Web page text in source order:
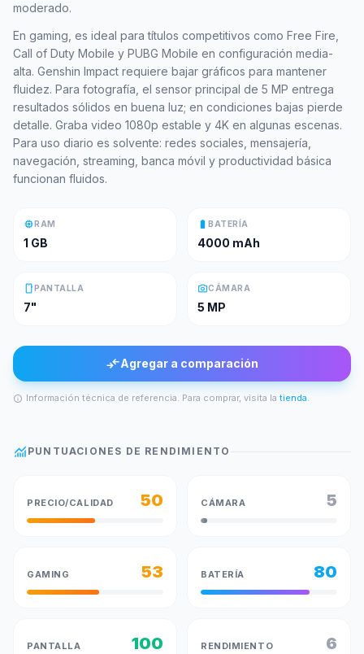
moderado.
En gaming, es ideal para títulos competitivos como Free Fire,
Call of Duty Mobile y PUBG Mobile en configuración media-
alta. Genshin Impact requiere bajar gráficos para mantener
fluidez. Para fotografía, el sensor principal de 5 MP entrega
resultados sólidos en buena luz; en condiciones bajas pierde
detalle. Graba video 1080p estable y 4K en algunas escenas.
Para uso diario es solvente: redes sociales, mensajería,
navegación, streaming, banca móvil y productividad básica
funcionan fluidos.
memoryRAM
1 GB
battery_full BATERÍA
4000 mAh
smartphonePANTALLA
7"
photo_cameraCÁMARA
5 MP
compare_arrowsAgregar a comparación
info Información técnica de referencia. Para comprar, visita la tienda.
monitoring PUNTUACIONES DE RENDIMIENTO
PRECIO/CALIDAD 50 CÁMARA 5
GAMING 53 BATERÍA 80
PANTALLA 100 RENDIMIENTO 6